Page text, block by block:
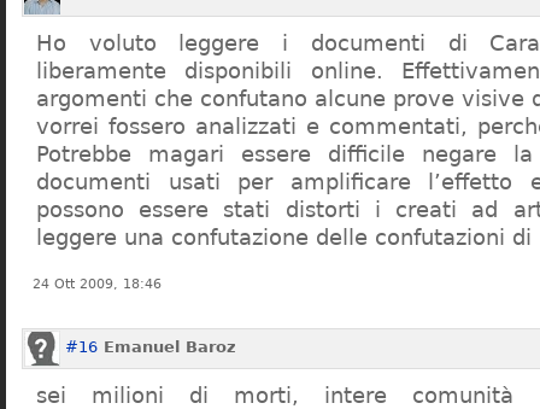
Ho voluto leggere i documenti di
liberamente disponibili online.
argomenti che confutano alcune prove visive
vorrei fossero analizzati e commentati,
Potrebbe magari essere difficile negare
documenti usati per amplificare l’effetto
possono essere stati distorti i creati ad
leggere una confutazione delle confutazioni di
24 Ott 2009, 18:46
#16 Emanuel Baroz
sei milioni di morti, intere comunità